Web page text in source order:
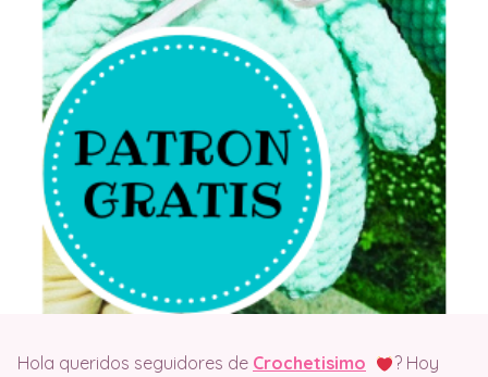
Hola queridos seguidores de Crochetisimo
? Hoy